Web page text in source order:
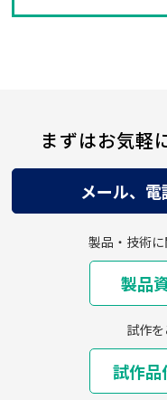
まずはお気軽
メール、
製品
製品・技術
試作品
試作